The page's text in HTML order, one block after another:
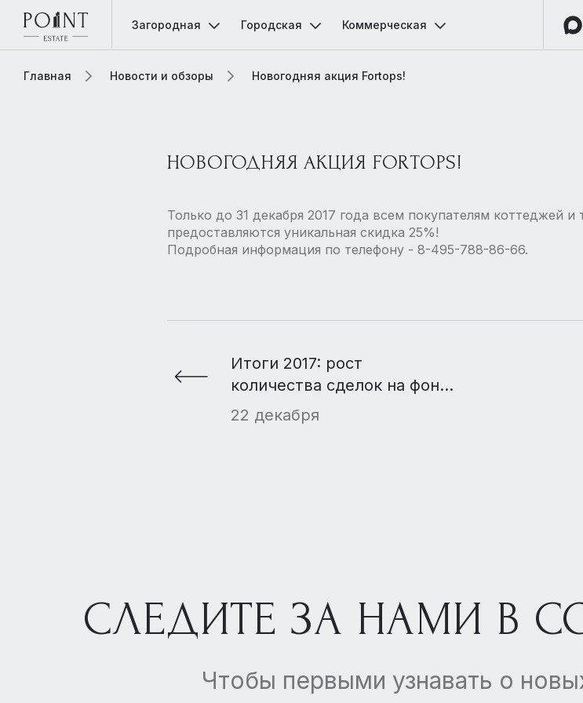
Загородная Городская Коммерческая
Главная Новости и обзоры Новогодняя акция Fortops!
НОВОГОДНЯЯ АКЦИЯ FORTOPS!
Только до 31 декабря 2017 года всем покупателям коттеджей
предоставляются уникальная скидка 25%!
Подробная информация по телефону - 8-495-788-86-66.
Итоги 2017: рост
количества сделок на фоне
снижения бюджетов
предложения
22 декабря
СЛЕДИТЕ ЗА НАМИ В
Чтобы первыми узнавать о